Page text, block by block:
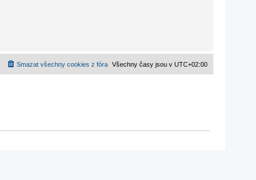
Všechny časy jsou v UTC+02:00
Smazat všechny cookies z fóra